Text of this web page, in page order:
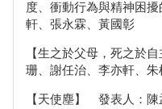
度、衝動行為與精神困
軒、張永霖、黃國彰
【生之於父母，死之於
珊、謝任治、李亦軒、朱
【天使塵】 發表人：